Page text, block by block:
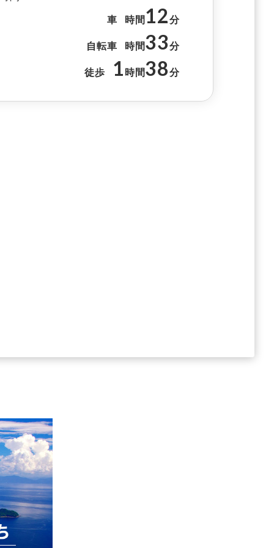
車
時間 12分
自転車 時間33分
徒歩 1 時間38分